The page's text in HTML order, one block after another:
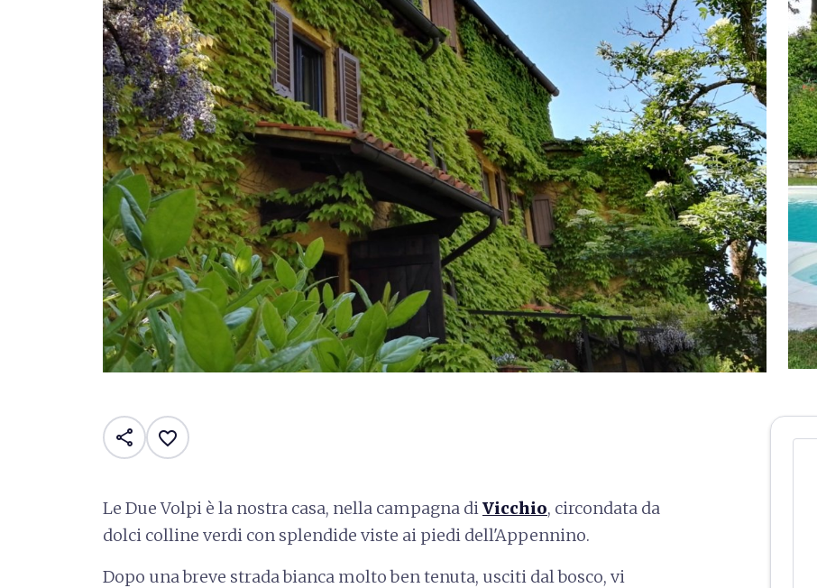
share favorite_border
Le Due Volpi è la nostra casa, nella campagna diVicchio, circondata da
dolci colline verdi con splendide viste ai piedi dell'Appennino.
Dopo una breve strada bianca molto ben tenuta, usciti dal bosco, vi